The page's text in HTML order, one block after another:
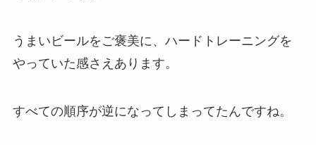
うまいビールをご褒美に、ハードトレーニングを
やっていた感さえあります。
すべての順序が逆になってしまってたんですね。